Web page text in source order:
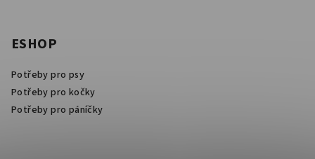
ESHOP
Potřeby pro psy
Potřeby pro kočky
Potřeby pro páníčky